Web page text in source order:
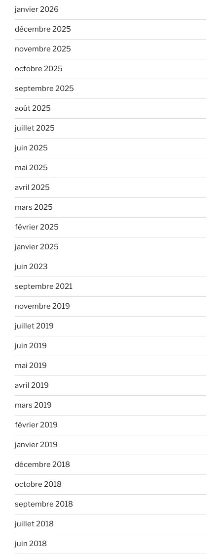
janvier 2026
décembre 2025
novembre 2025
octobre 2025
septembre 2025
août 2025
juillet 2025
juin 2025
mai 2025
avril 2025
mars 2025
février 2025
janvier 2025
juin 2023
septembre 2021
novembre 2019
juillet 2019
juin 2019
mai 2019
avril 2019
mars 2019
février 2019
janvier 2019
décembre 2018
octobre 2018
septembre 2018
juillet 2018
juin 2018